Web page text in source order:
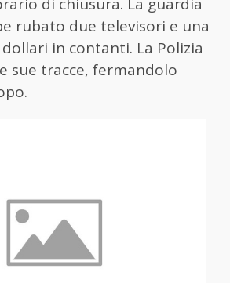
rubato due televisori e una
in contanti. La Polizia
sue tracce, fermandolo